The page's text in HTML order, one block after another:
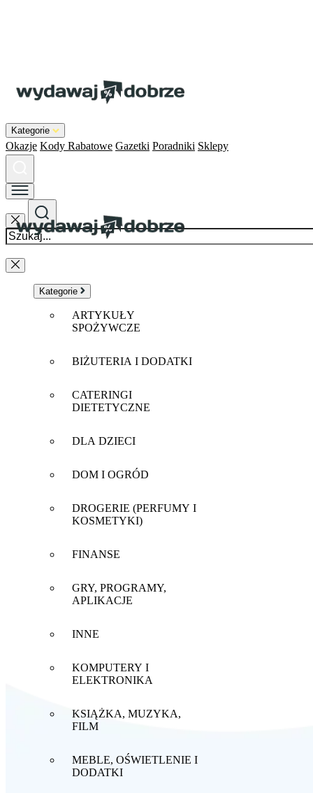
Kategorie
Okazje Kody Rabatowe Gazetki Poradniki Sklepy
Kategorie
ARTYKUŁY
SPOŻYWCZE
BIŻUTERIA I DODATKI
CATERINGI
DIETETYCZNE
DLA DZIECI
DOM I OGRÓD
DROGERIE (PERFUMY I
KOSMETYKI)
FINANSE
GRY, PROGRAMY,
APLIKACJE
INNE
KOMPUTERY I
ELEKTRONIKA
KSIĄŻKA, MUZYKA,
FILM
MEBLE, OŚWIETLENIE I
DODATKI